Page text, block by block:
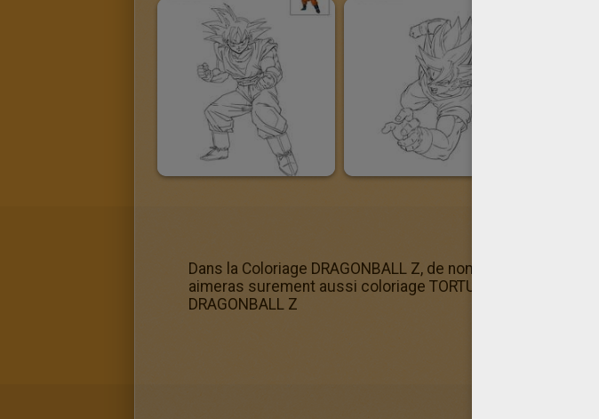
Dans la Coloriage DRAGONBALL Z, de nombreux coloriage
aimeras surement aussi coloriage TORTUE GENIALE! Ils
DRAGONBALL Z